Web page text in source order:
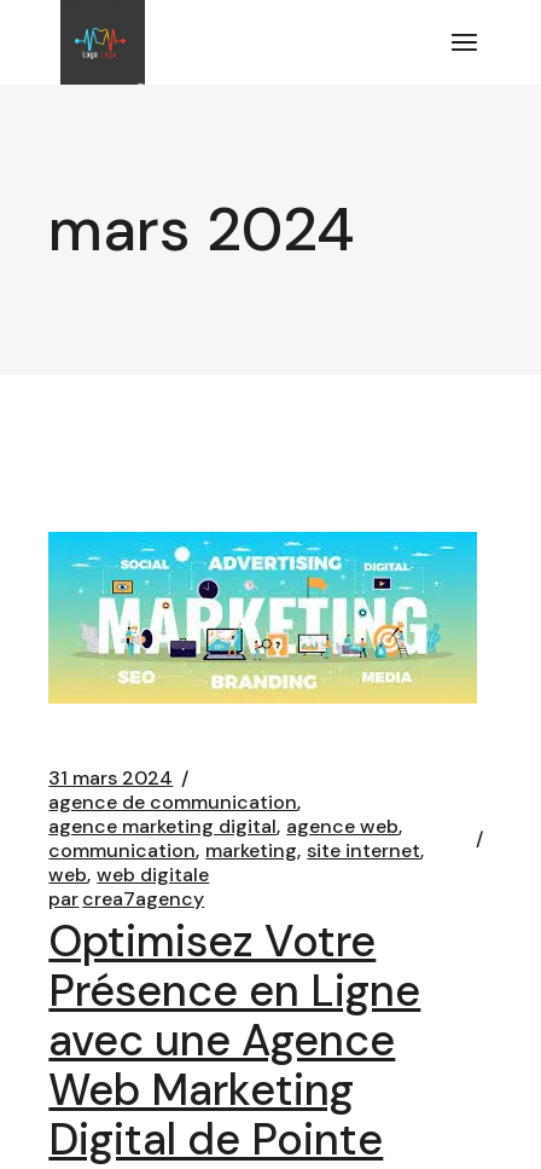
contenu
mars 2024
31 mars 2024
agence de communication
agence marketing digital agence web
communication marketing site internet
web web digitale
parcrea7agency
Optimisez Votre
Présence en Ligne
avec une Agence
Web Marketing
Digital de Pointe